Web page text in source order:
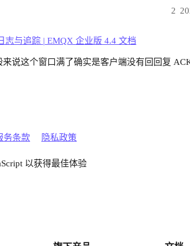
2
志与追踪 | EMQX 企业版 4.4 文档
说这个窗口满了确实是客户端没有回回复
务条款 隐私政策
以获得最佳体验